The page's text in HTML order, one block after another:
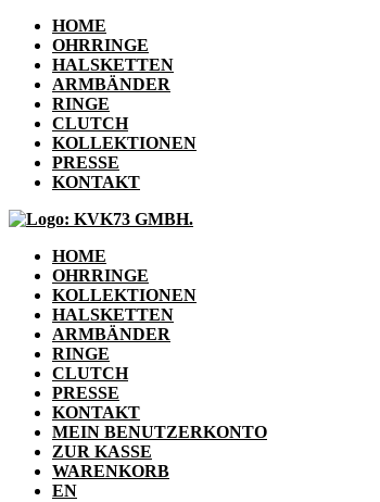
HOME
OHRRINGE
HALSKETTEN
ARMBÄNDER
RINGE
CLUTCH
KOLLEKTIONEN
PRESSE
KONTAKT
HOME
OHRRINGE
KOLLEKTIONEN
HALSKETTEN
ARMBÄNDER
RINGE
CLUTCH
PRESSE
KONTAKT
MEIN BENUTZERKONTO
ZUR KASSE
WARENKORB
EN